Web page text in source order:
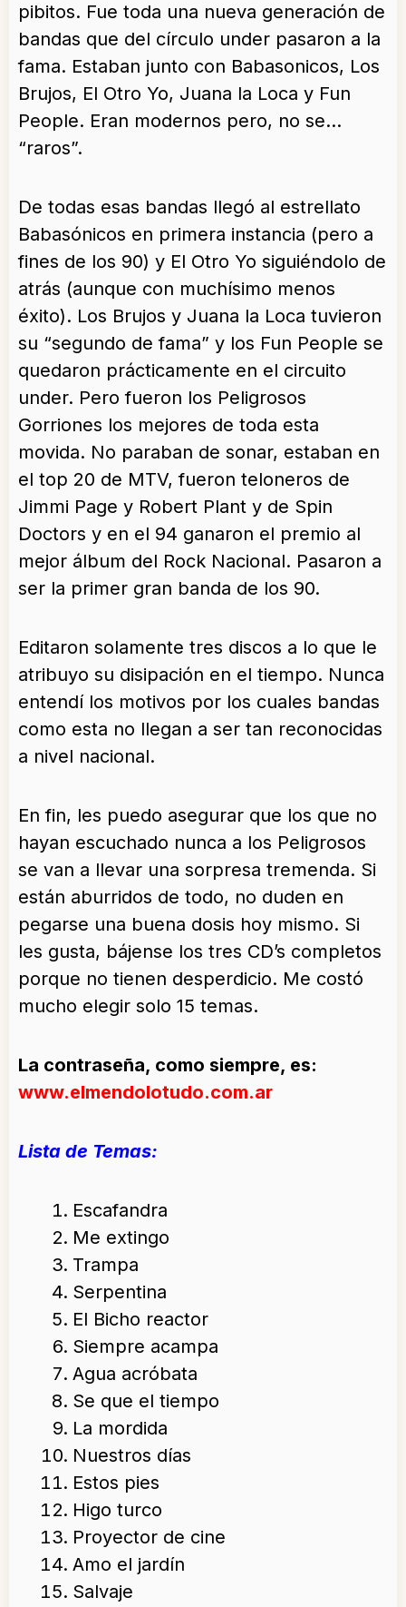
pibitos. Fue toda una nueva generación de
bandas que del círculo under pasaron a la
fama. Estaban junto con Babasonicos, Los
Brujos, El Otro Yo, Juana la Loca y Fun
People. Eran modernos pero, no se…
“raros”.
De todas esas bandas llegó al estrellato
Babasónicos en primera instancia (pero a
fines de los 90) y El Otro Yo siguiéndolo de
atrás (aunque con muchísimo menos
éxito). Los Brujos y Juana la Loca tuvieron
su “segundo de fama” y los Fun People se
quedaron prácticamente en el circuito
under. Pero fueron los Peligrosos
Gorriones los mejores de toda esta
movida. No paraban de sonar, estaban en
el top 20 de MTV, fueron teloneros de
Jimmi Page y Robert Plant y de Spin
Doctors y en el 94 ganaron el premio al
mejor álbum del Rock Nacional. Pasaron a
ser la primer gran banda de los 90.
Editaron solamente tres discos a lo que le
atribuyo su disipación en el tiempo. Nunca
entendí los motivos por los cuales bandas
como esta no llegan a ser tan reconocidas
a nivel nacional.
En fin, les puedo asegurar que los que no
hayan escuchado nunca a los Peligrosos
se van a llevar una sorpresa tremenda. Si
están aburridos de todo, no duden en
pegarse una buena dosis hoy mismo. Si
les gusta, bájense los tres CD’s completos
porque no tienen desperdicio. Me costó
mucho elegir solo 15 temas.
La contraseña, como siempre, es:
www.elmendolotudo.com.ar
Lista de Temas:
Escafandra
Me extingo
Trampa
Serpentina
El Bicho reactor
Siempre acampa
Agua acróbata
Se que el tiempo
La mordida
Nuestros días
Estos pies
Higo turco
Proyector de cine
Amo el jardín
Salvaje